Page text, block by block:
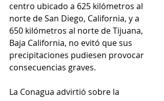
centro ubicado a 625 kilómetros al
norte de San Diego, California, y a
650 kilómetros al norte de Tijuana,
Baja California, no evitó que sus
precipitaciones pudiesen provocar
consecuencias graves.
La Conagua advirtió sobre la